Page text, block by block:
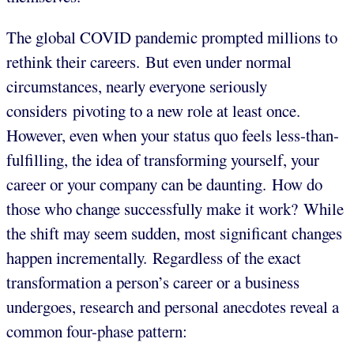
The global COVID pandemic prompted millions to
rethink their careers. But even under normal
circumstances, nearly everyone seriously
considers pivoting to a new role at least once.
However, even when your status quo feels less-than-
fulfilling, the idea of transforming yourself, your
career or your company can be daunting. How do
those who change successfully make it work? While
the shift may seem sudden, most significant changes
happen incrementally. Regardless of the exact
transformation a person’s career or a business
undergoes, research and personal anecdotes reveal a
common four-phase pattern: